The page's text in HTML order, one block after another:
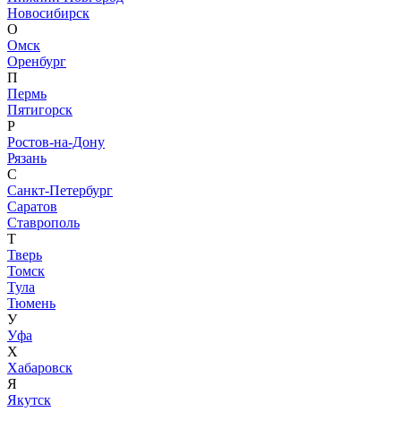
Новосибирск
О
Омск
Оренбург
П
Пермь
Пятигорск
Р
Ростов-на-Дону
Рязань
С
Санкт-Петербург
Саратов
Ставрополь
Т
Тверь
Томск
Тула
Тюмень
У
Уфа
Х
Хабаровск
Я
Якутск